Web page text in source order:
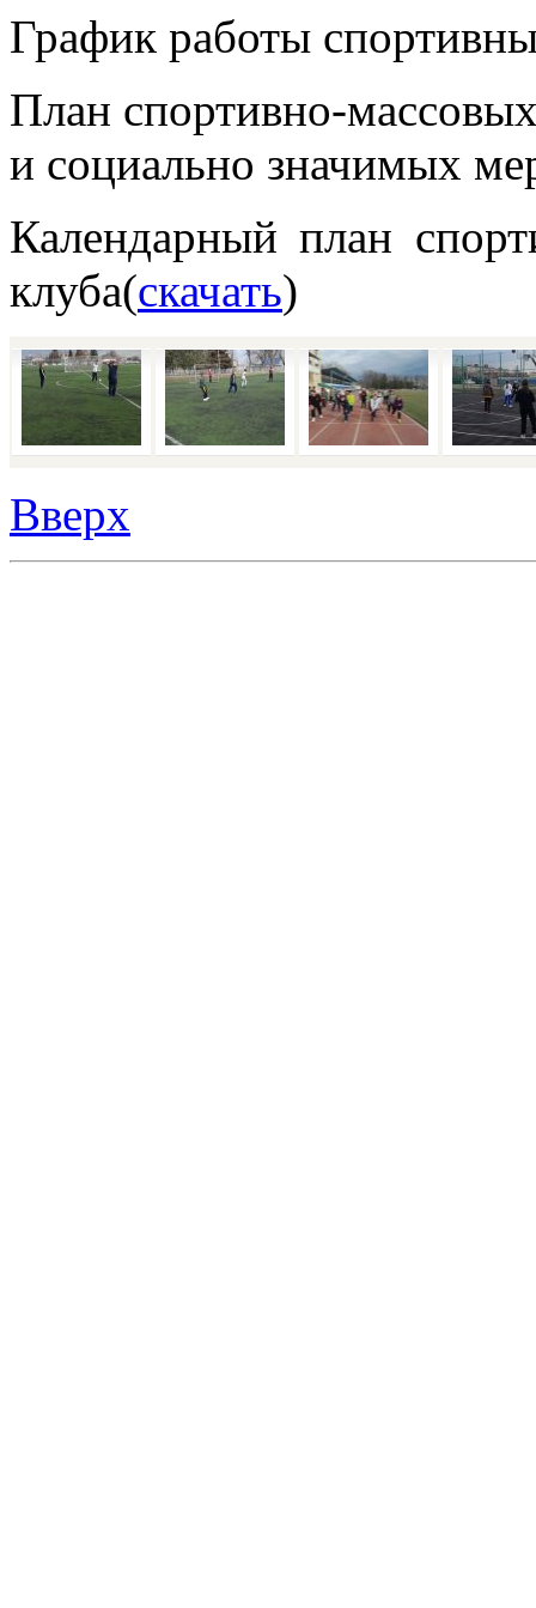
График работы
План спортивно-
и социально значимых
Календарный план
клуба(скачать)
Вверх